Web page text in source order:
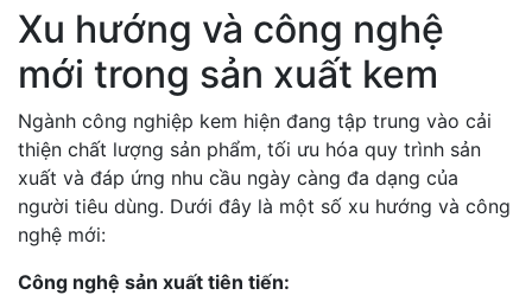
Xu hướng và công nghệ
mới trong sản xuất kem
Ngành công nghiệp kem hiện đang tập trung vào cải
thiện chất lượng sản phẩm, tối ưu hóa quy trình sản
xuất và đáp ứng nhu cầu ngày càng đa dạng của
người tiêu dùng. Dưới đây là một số xu hướng và công
nghệ mới:
Công nghệ sản xuất tiên tiến: